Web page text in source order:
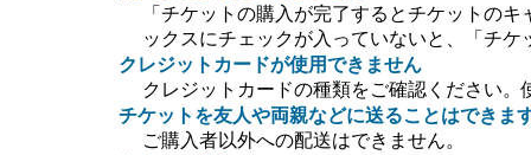
「チケットの購入が完了するとチケットの
ックスにチェックが入っていないと、「チ
クレジットカードが使用できません
クレジットカードの種類をご確認ください
チケットを友人や両親などに送ることはできま
ご購入者以外への配送はできません。